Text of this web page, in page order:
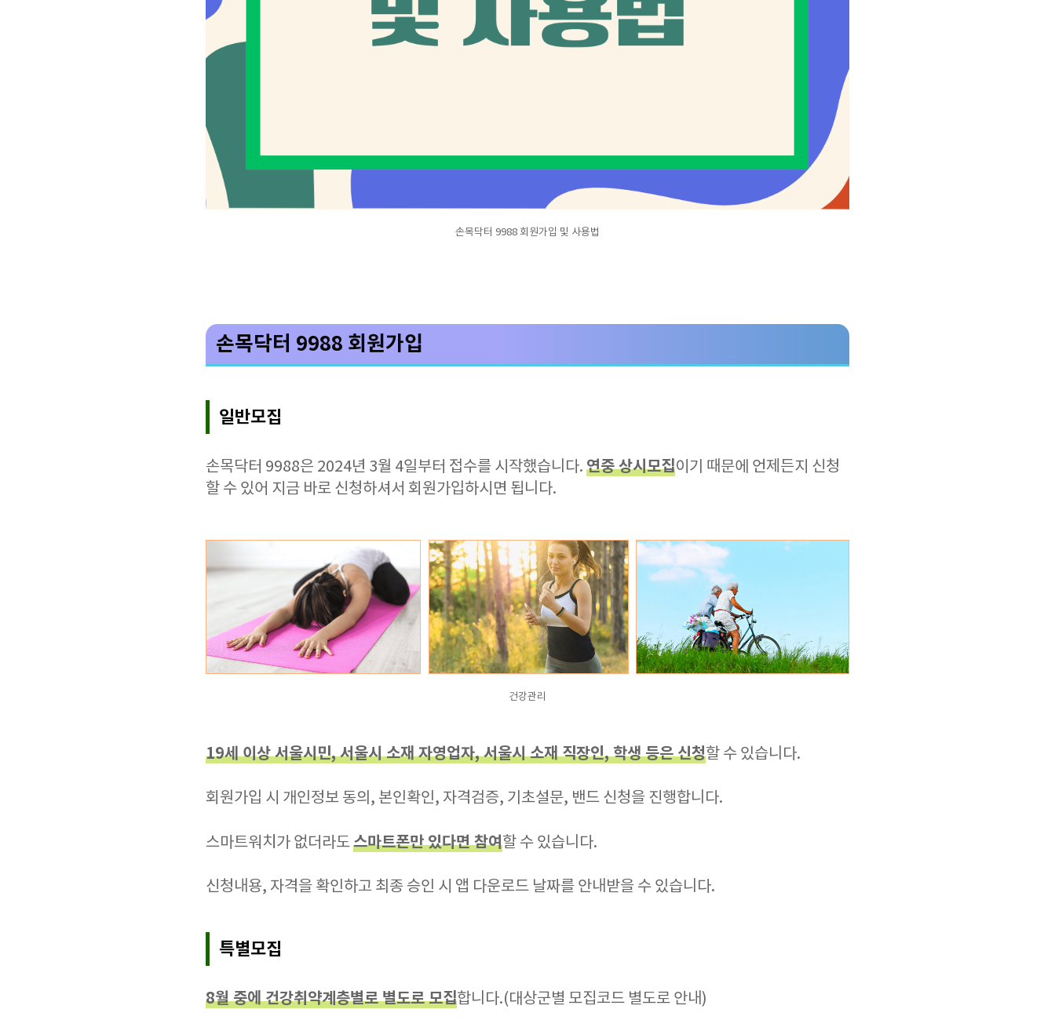
손목닥터 9988 회원가입 및 사용법
손목닥터 9988 회원가입
일반모집
손목닥터 9988은 2024년 3월 4일부터 접수를 시작했습니다. 연중 상시모집이기 때문에 언제든지 신청
할 수 있어 지금 바로 신청하셔서 회원가입하시면 됩니다.
건강관리
19세 이상 서울시민, 서울시 소재 자영업자, 서울시 소재 직장인, 학생 등은 신청할 수 있습니다.
회원가입 시 개인정보 동의, 본인확인, 자격검증, 기초설문, 밴드 신청을 진행합니다.
스마트워치가 없더라도스마트폰만 있다면 참여할 수 있습니다.
신청내용, 자격을 확인하고 최종 승인 시 앱 다운로드 날짜를 안내받을 수 있습니다.
특별모집
8월 중에 건강취약계층별로 별도로 모집합니다.(대상군별 모집코드 별도로 안내)